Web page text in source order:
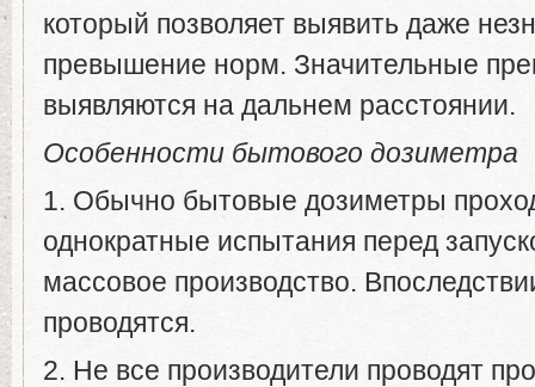
который позволяет выявить даже
превышение норм. Значительные
выявляются на дальнем расстоянии.
Особенности бытового дозиметра
1. Обычно бытовые дозиметры
однократные испытания перед
массовое производство.
проводятся.
2. Не все производители проводят